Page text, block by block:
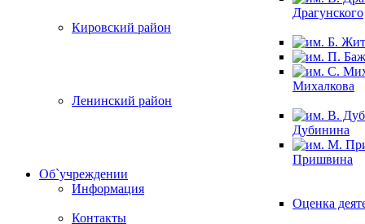
Драгунского
Кировский район
Михалкова
Ленинский район
Дубинина
Пришвина
Об`учреждении
Информация
Оценка
Контакты